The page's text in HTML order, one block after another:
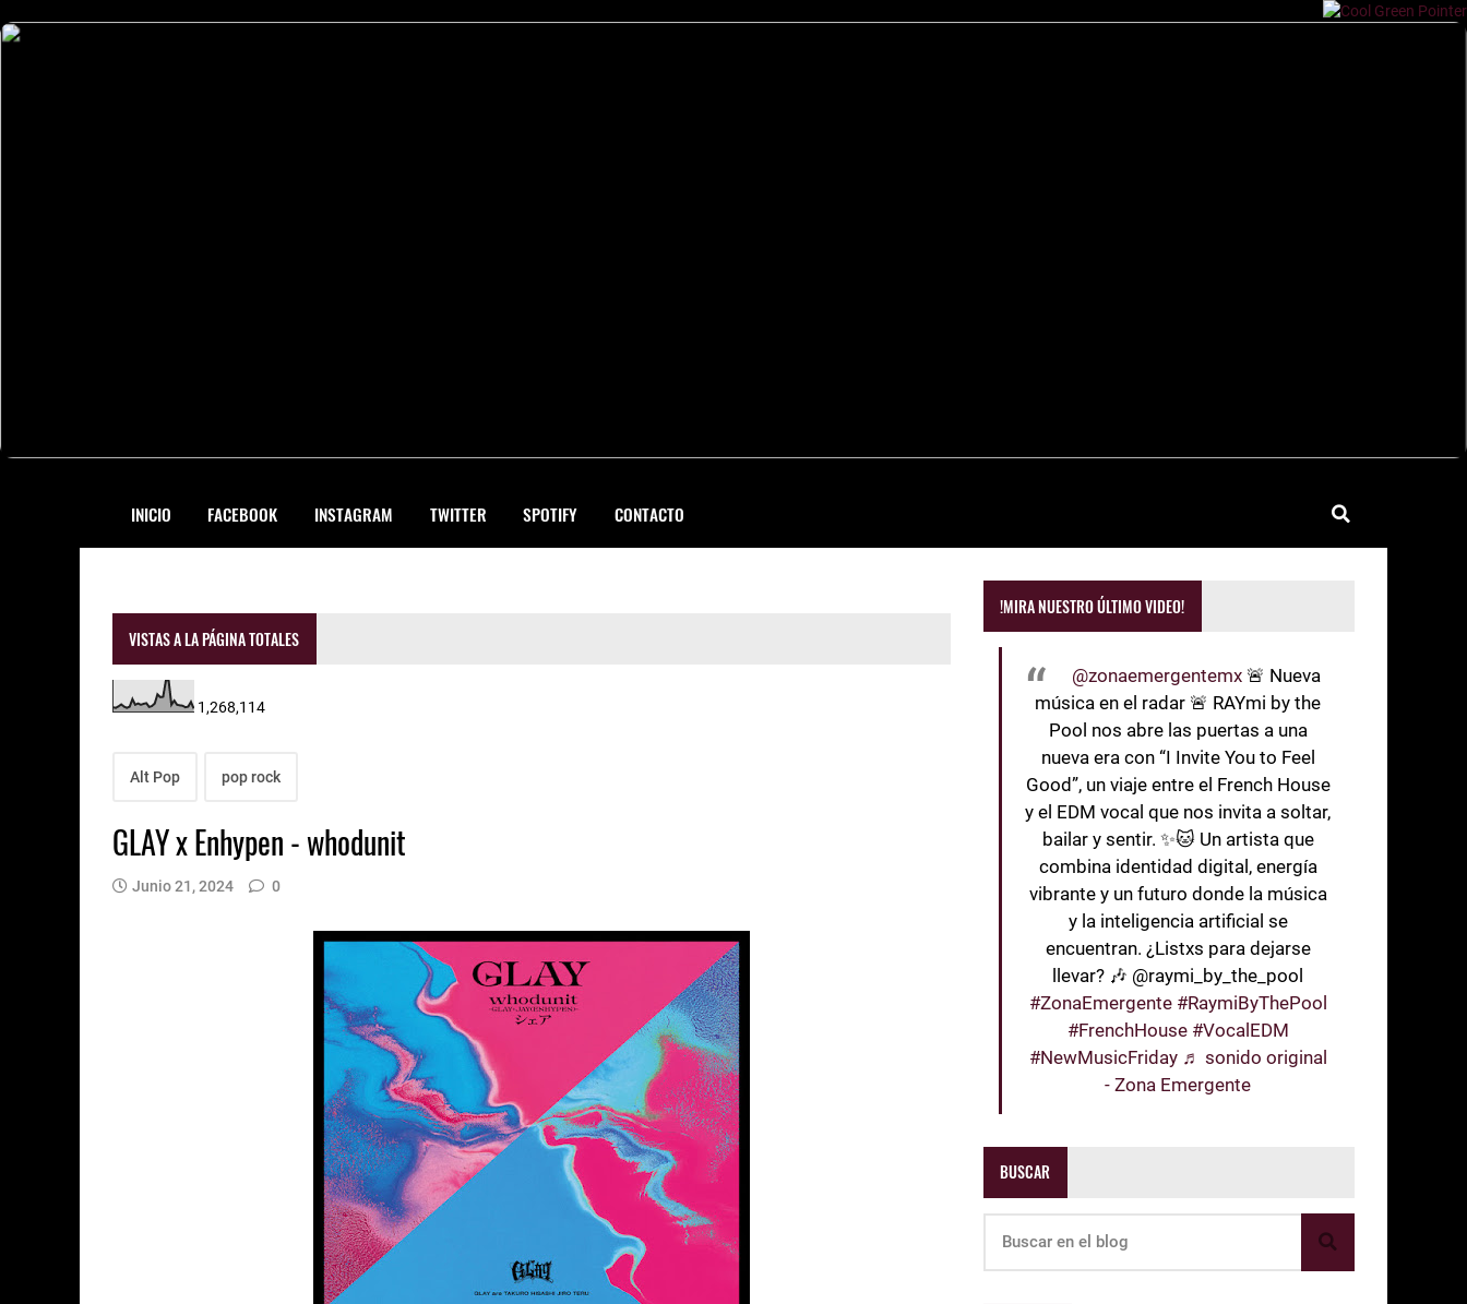
INICIO FACEBOOK INSTAGRAM TWITTER SPOTIFY CONTACTO
VISTAS A LA PÁGINA TOTALES
1,268,114
Alt Pop pop rock
GLAY x Enhypen - whodunit
Junio 21, 2024 0
!MIRA NUESTRO ÚLTIMO VIDEO!
@zonaemergentemx 🚨 Nueva
música en el radar 🚨 RAYmi by the
Pool nos abre las puertas a una
nueva era con “I Invite You to Feel
Good”, un viaje entre el French House
y el EDM vocal que nos invita a soltar,
bailar y sentir. ✨🐱 Un artista que
combina identidad digital, energía
vibrante y un futuro donde la música
y la inteligencia artificial se
encuentran. ¿Listxs para dejarse
llevar? 🎶 @raymi_by_the_pool
#ZonaEmergente #RaymiByThePool
#FrenchHouse #VocalEDM
#NewMusicFriday ♬ sonido original
- Zona Emergente
BUSCAR